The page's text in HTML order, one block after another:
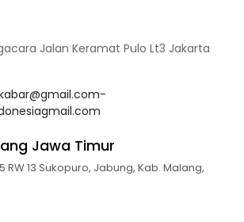
Jalan Keramat Pulo Lt3 Jakarta
Jawa Timur
RW 13 Sukopuro, Jabung, Kab. Malang,